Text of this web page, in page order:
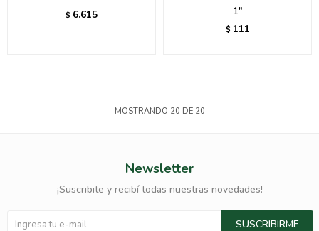
$ 6.615
1"
$ 111
MOSTRANDO 20 DE 20
Newsletter
¡Suscribite y recibí todas nuestras novedades!
SUSCRIBIRME